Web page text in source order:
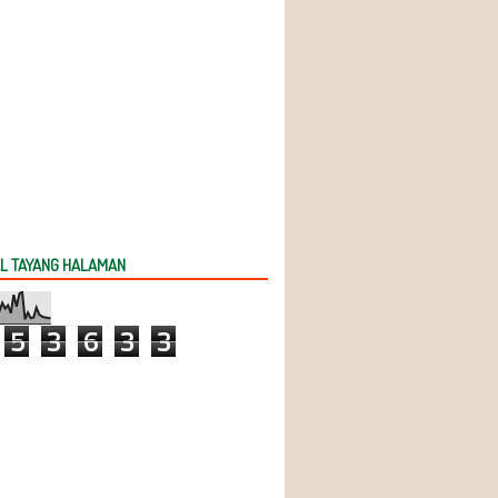
TAYANG HALAMAN
5 3 6 3 3